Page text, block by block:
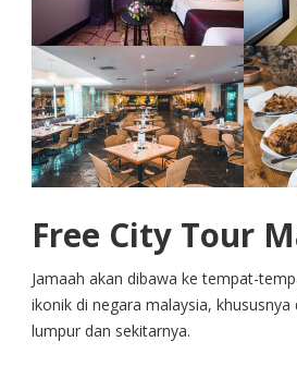
Free City Tour
Jamaah akan dibawa ke tempat-
ikonik di negara malaysia, khususnya
lumpur dan sekitarnya.